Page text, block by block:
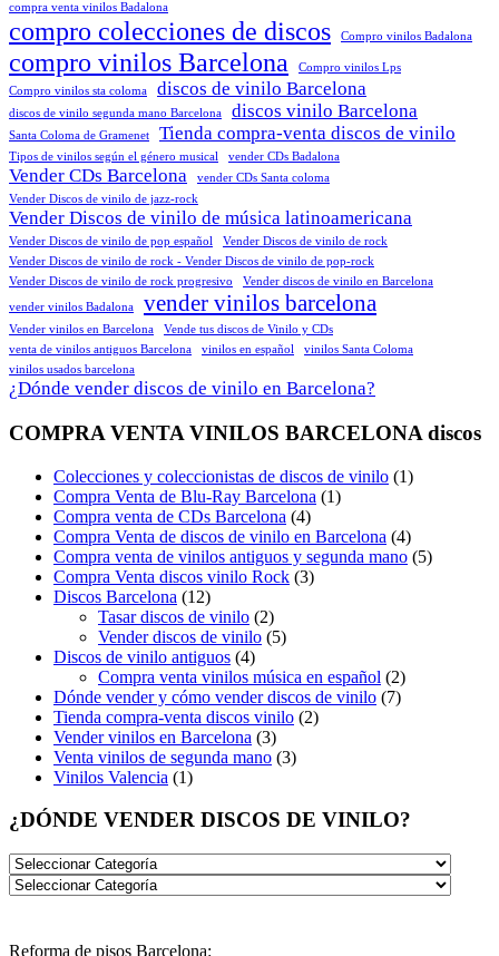
compra venta vinilos Badalona
compro colecciones de discos Compro vinilos Badalona
compro vinilos Barcelona
Compro vinilos Lps
Compro vinilos sta coloma
discos de vinilo Barcelona
discos de vinilo segunda mano Barcelona discos vinilo Barcelona
Santa Coloma de Gramenet Tienda compra-venta discos de vinilo
Tipos de vinilos según el género musical vender CDs Badalona
Vender CDs Barcelona
vender CDs Santa coloma
Vender Discos de vinilo de jazz-rock
Vender Discos de vinilo de música latinoamericana
Vender Discos de vinilo de pop español
Vender Discos de vinilo de rock
Vender Discos de vinilo de rock - Vender Discos de vinilo de pop-rock
Vender Discos de vinilo de rock progresivo
Vender discos de vinilo en Barcelona
vender vinilos Badalona vender vinilos barcelona
Vender vinilos en Barcelona
Vende tus discos de Vinilo y CDs
venta de vinilos antiguos Barcelona
vinilos en español
vinilos Santa Coloma
vinilos usados barcelona
¿Dónde vender discos de vinilo en Barcelona?
COMPRA VENTA VINILOS BARCELONA discos
Colecciones y coleccionistas de discos de vinilo (1)
Compra Venta de Blu-Ray Barcelona (1)
Compra venta de CDs Barcelona (4)
Compra Venta de discos de vinilo en Barcelona (4)
Compra venta de vinilos antiguos y segunda mano (5)
Compra Venta discos vinilo Rock (3)
Discos Barcelona (12)
Tasar discos de vinilo (2)
Vender discos de vinilo (5)
Discos de vinilo antiguos (4)
Compra venta vinilos música en español (2)
Dónde vender y cómo vender discos de vinilo (7)
Tienda compra-venta discos vinilo (2)
Vender vinilos en Barcelona (3)
Venta vinilos de segunda mano (3)
Vinilos Valencia (1)
¿DÓNDE VENDER DISCOS DE VINILO?
Reforma de pisos Barcelona: